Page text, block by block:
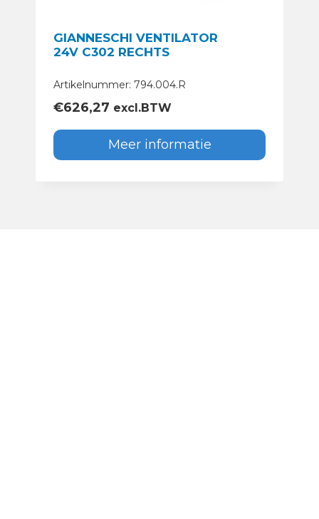
GIANNESCHI VENTILATOR
24V C302 RECHTS
Artikelnummer: 794.004.R
€626,27 excl.BTW
Meer informatie